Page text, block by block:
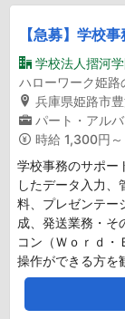
【急募】学校
学校法人摺河
ハローワーク姫路
兵庫県姫路市
パート・アルバ
時給 1,300円
学校事務のサポー
したデータ入力、
料、プレゼンテー
成、発送業務・そ
コン（Ｗｏｒｄ・
操作ができる方を